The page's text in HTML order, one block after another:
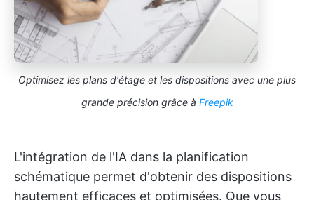
Optimisez les plans d'étage et les dispositions avec une plus
grande précision grâce à Freepik
L'intégration de l'IA dans la planification
schématique permet d'obtenir des dispositions
hautement efficaces et optimisées. Que vous